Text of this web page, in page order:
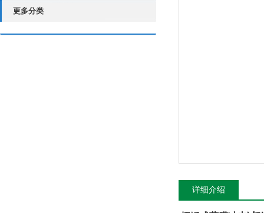
更多分类
详细介绍